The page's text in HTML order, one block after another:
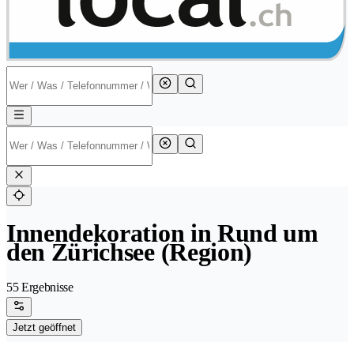
Innendekoration in Rund um
den Zürichsee (Region)
55 Ergebnisse
Jetzt geöffnet